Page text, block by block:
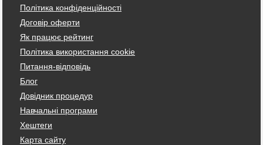
Політика конфіденційності
Договір оферти
Як працює рейтинг
Політика використання cookie
Питання-відповідь
Блог
Довідник процедур
Навчальні програми
Хештеги
Карта сайту